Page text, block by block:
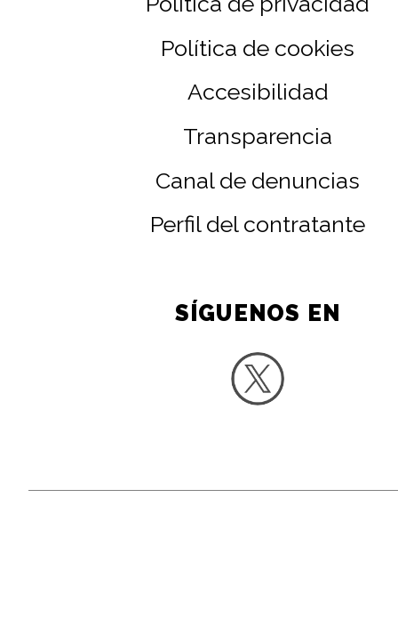
Política de cookies
Accesibilidad
Transparencia
Canal de denuncias
Perfil del contratante
SÍGUENOS EN